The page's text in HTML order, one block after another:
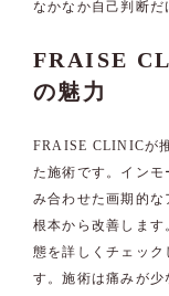
なかなか自己判断だ
FRAISE
の魅力
FRAISE CLINICが
た施術です。インモ
み合わせた画期的
根本から改善しま
態を詳しくチェック
す。施術は痛みが少